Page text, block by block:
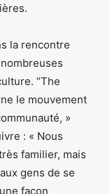
la rencontre
“The
le mouvement
»
: « Nous
familier, mais
gens de se
façon